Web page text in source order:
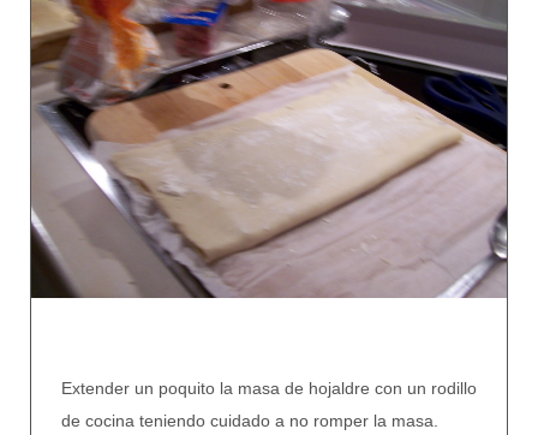
Extender un poquito la masa de hojaldre con un rodillo
de cocina teniendo cuidado a no romper la masa.